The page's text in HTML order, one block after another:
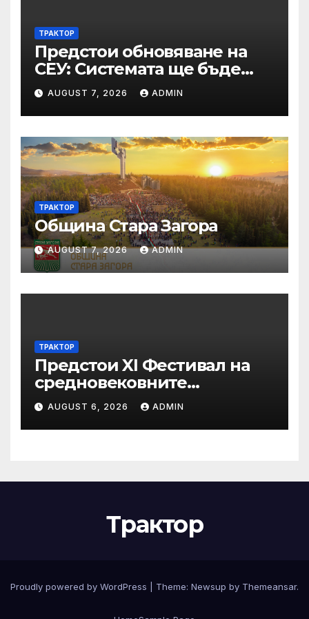
ТРАКТОР
Предстои обновяване на
СЕУ: Системата ще бъде
временно недостъпна на 10
и 11 август 2026 г.
AUGUST 7, 2026 ADMIN
ТРАКТОР
Община Стара Загора
AUGUST 7, 2026 ADMIN
ТРАКТОР
Предстои XI Фестивал на
средновековните
традиции, бит и култура
„Калето
AUGUST 6, 2026 ADMIN
Трактор
Proudly powered by WordPress Theme: Newsup by Themeansar.